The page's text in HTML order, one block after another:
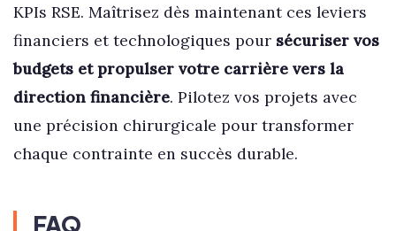
KPIs RSE. Maîtrisez dès maintenant ces leviers
financiers et technologiques pour sécuriser vos
budgets et propulser votre carrière vers la
direction financière. Pilotez vos projets avec
une précision chirurgicale pour transformer
chaque contrainte en succès durable.
FAQ